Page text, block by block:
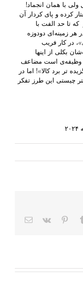
با همان انجماد!
کرده و پای کردار آن
تا حد الفت با
هر زمینه‌ای دودوزه
در کار فریب
بکلی از اینها
وظیفه‌ی است مضاعف
تر برد کالا»! اما در
چیستی این طرز تفکر
Tumblr
Pinterest
Vk
پست